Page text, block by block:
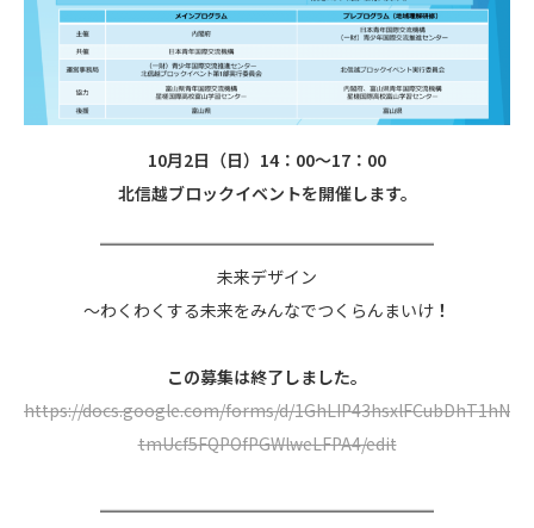
10月2日（日）14：00～17：00
北信越ブロックイベントを開催します。
════════════════════
ㅤ未来デザイン
～わくわくする未来をみんなでつくらんまいけ ！
この募集は終了しました。
https://docs.google.com/forms/d/1GhLIP43hsxlFCubDhT1hN
tmUcf5FQPOfPGWlweLFPA4/edit
════════════════════